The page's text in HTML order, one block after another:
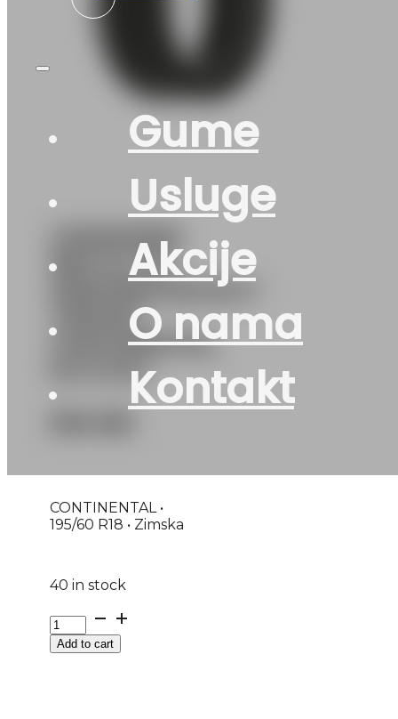
Gume
Usluge
Akcije
O nama
Kontakt
G195/60R18
96H XL FR
WINTERCONTACT
TS870P
CONTINENTAL
M+S EVc
CONTINENTAL •
195/60 R18 • Zimska
40 in stock
G195/60R18
96H
XLAdd to cart